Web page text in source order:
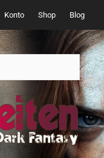
Konto Shop Blog